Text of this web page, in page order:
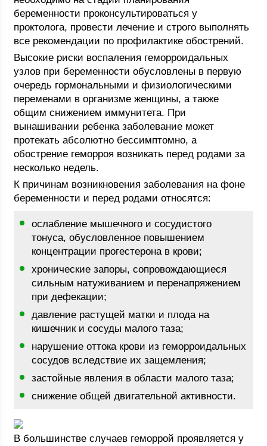
беременности проконсультироваться у
проктолога, провести лечение и строго выполнять
все рекомендации по профилактике обострений.
Высокие риски воспаления геморроидальных
узлов при беременности обусловлены в первую
очередь гормональными и физиологическими
переменами в организме женщины, а также
общим снижением иммунитета. При
вынашивании ребенка заболевание может
протекать абсолютно бессимптомно, а
обострение геморроя возникать перед родами за
несколько недель.
К причинам возникновения заболевания на фоне
беременности и перед родами относятся:
ослабление мышечного и сосудистого
тонуса, обусловленное повышением
концентрации прогестерона в крови;
хронические запоры, сопровождающиеся
сильным натуживанием и перенапряжением
при дефекации;
давление растущей матки и плода на
кишечник и сосуды малого таза;
нарушение оттока крови из геморроидальных
сосудов вследствие их защемления;
застойные явления в области малого таза;
снижение общей двигательной активности.
В большинстве случаев геморрой проявляется у